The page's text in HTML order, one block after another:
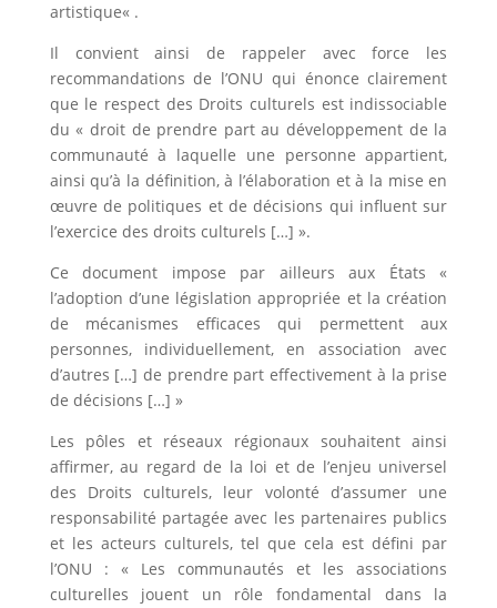
artistique« .
Il convient ainsi de rappeler avec force les
recommandations de l’ONU qui énonce clairement
que le respect des Droits culturels est indissociable
du « droit de prendre part au développement de la
communauté à laquelle une personne appartient,
ainsi qu’à la définition, à l’élaboration et à la mise en
œuvre de politiques et de décisions qui influent sur
l’exercice des droits culturels […] ».
Ce document impose par ailleurs aux États «
l’adoption d’une législation appropriée et la création
de mécanismes efficaces qui permettent aux
personnes, individuellement, en association avec
d’autres […] de prendre part effectivement à la prise
de décisions […] »
Les pôles et réseaux régionaux souhaitent ainsi
affirmer, au regard de la loi et de l’enjeu universel
des Droits culturels, leur volonté d’assumer une
responsabilité partagée avec les partenaires publics
et les acteurs culturels, tel que cela est défini par
l’ONU : « Les communautés et les associations
culturelles jouent un rôle fondamental dans la